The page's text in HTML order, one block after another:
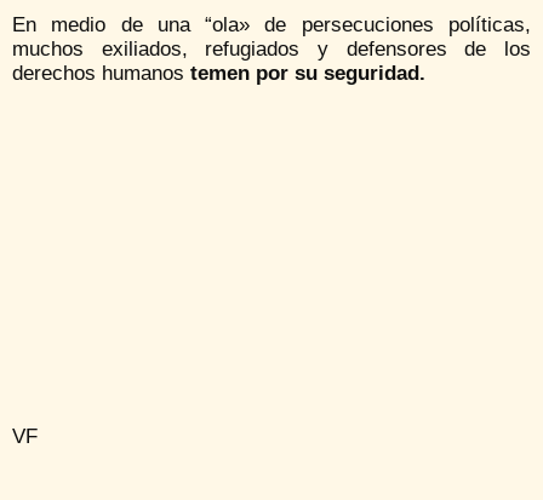
En medio de una “ola» de persecuciones políticas,
muchos exiliados, refugiados y defensores de los
derechos humanos temen por su seguridad.
VF